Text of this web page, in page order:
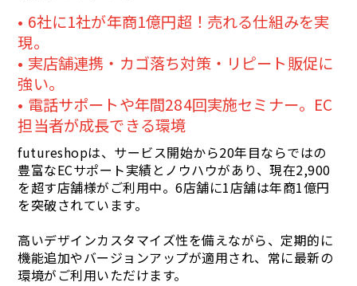
6社に1社が年商1億円超！売れる仕組みを実
現。
実店舗連携・カゴ落ち対策・リピート販促に
強い。
電話サポートや年間284回実施セミナー。EC
担当者が成長できる環境
futureshopは、サービス開始から20年目ならではの
豊富なECサポート実績とノウハウがあり、現在2,900
を超す店舗様がご利用中。6店舗に1店舗は年商1億円
を突破されています。
高いデザインカスタマイズ性を備えながら、定期的に
機能追加やバージョンアップが適用され、常に最新の
環境がご利用いただけます。